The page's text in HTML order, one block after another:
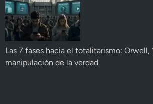
Las 7 fases hacia el totalitarismo: Orwell,
manipulación de la verdad